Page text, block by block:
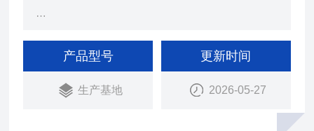
山采掘机械；起重运输机械等。
产品型号
生产基地
更新时间
2026-05-27